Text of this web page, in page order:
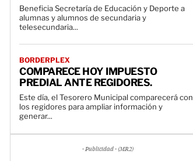
Beneficia Secretaría de Educación y Deporte a
alumnas y alumnos de secundaria y
telesecundaria...
BORDERPLEX
COMPARECE HOY IMPUESTO
PREDIAL ANTE REGIDORES.
Este día, el Tesorero Municipal comparecerá con
los regidores para ampliar información y
generar...
- Publicidad - (MR2)